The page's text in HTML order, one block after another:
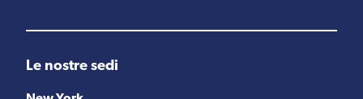
Le nostre sedi